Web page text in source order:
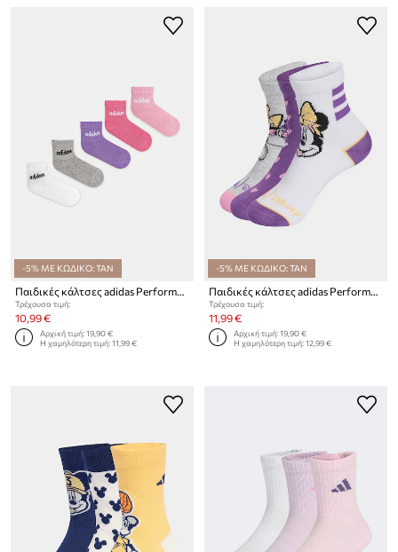
-5% ΜΕ ΚΩΔΙΚΟ: TAN
Τρέχουσα τιμή:
10,99 €
Αρχική τιμή:19,90 €
Η χαμηλότερη τιμή:11,99 €
-5% ΜΕ ΚΩΔΙΚΟ: TAN
Τρέχουσα τιμή:
11,99 €
Αρχική τιμή:19,90 €
Η χαμηλότερη τιμή:12,99 €